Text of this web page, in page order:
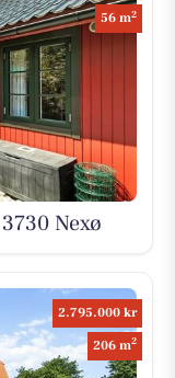
56 m2
Nexø
2.795.000 kr
206 m2